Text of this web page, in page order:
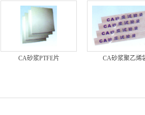
CA砂浆PTFE片 CA砂浆聚乙烯